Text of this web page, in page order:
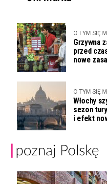
O TYM SIĘ
Grzywna
przed
nowe
O TYM SIĘ
Włochy
sezon
i efekt